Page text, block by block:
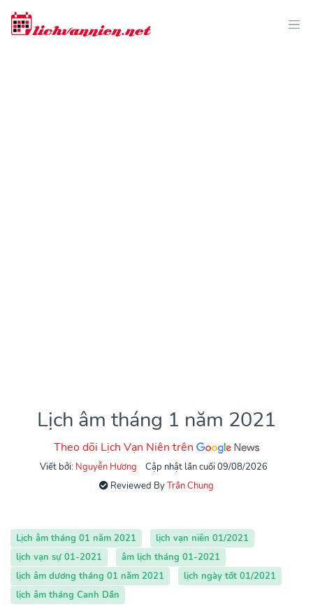
Lịch âm tháng 1 năm 2021
Theo dõi Lịch Vạn Niên trên
Viết bởi: Nguyễn Hương
Cập nhật lần cuối 09/08/2026
Reviewed ByTrần Chung
Lịch âm tháng 01 năm 2021
lịch vạn niên 01/2021
lịch vạn sự 01-2021
âm lịch tháng 01-2021
lịch âm dương tháng 01 năm 2021
lịch ngày tốt 01/2021
lịch âm tháng Canh Dần